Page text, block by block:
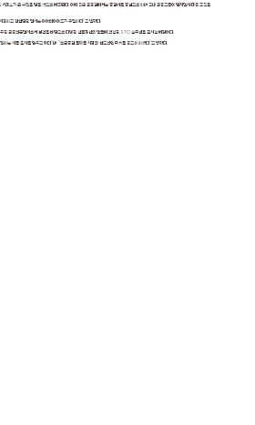
래소가 큰 수익을 얻을 것으로 예측된다. 이에 최근 금융권에서는 증권사를 중심으로 하여 국내 금융그룹이 범계열사 대응 조직을
하고 컨설팅한 업체는 아이티아이즈가 유일하다”고 말했다.
한 금융전문업체로서 경험을 바탕으로 다양한 실물자산의 발굴에 적합한 STO 솔루션을 출시할 예정이다.
는 제품 출시를 앞두고 있다”며 “토큰증권 플랫폼 시장의 선도적인 위치를 공고히 하겠다”고 밝혔다.